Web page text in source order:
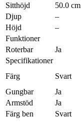
Sitthöjd
50.0 cm
Djup
–
Höjd
–
Funktioner
Roterbar
Ja
Specifikationer
Färg
Svart
Gungbar
Ja
Armstöd
Ja
Färg ben
Svart